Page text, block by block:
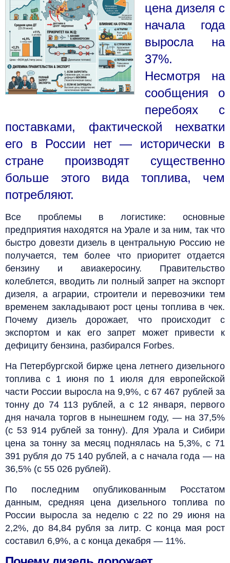
цена дизеля с
начала года
выросла на
37%.
Несмотря на
сообщения о
перебоях с
поставками, фактической нехватки
его в России нет — исторически в
стране производят существенно
больше этого вида топлива, чем
потребляют.
Все проблемы в логистике: основные
предприятия находятся на Урале и за ним, так что
быстро довезти дизель в центральную Россию не
получается, тем более что приоритет отдается
бензину и авиакеросину. Правительство
колеблется, вводить ли полный запрет на экспорт
дизеля, а аграрии, строители и перевозчики тем
временем закладывают рост цены топлива в чек.
Почему дизель дорожает, что происходит с
экспортом и как его запрет может привести к
дефициту бензина, разбирался Forbes.
На Петербургской бирже цена летнего дизельного
топлива с 1 июня по 1 июля для европейской
части России выросла на 9,9%, с 67 467 рублей за
тонну до 74 113 рублей, а с 12 января, первого
дня начала торгов в нынешнем году, — на 37,5%
(с 53 914 рублей за тонну). Для Урала и Сибири
цена за тонну за месяц поднялась на 5,3%, с 71
391 рубля до 75 140 рублей, а с начала года — на
36,5% (с 55 026 рублей).
По последним опубликованным Росстатом
данным, средняя цена дизельного топлива по
России выросла за неделю с 22 по 29 июня на
2,2%, до 84,84 рубля за литр. С конца мая рост
составил 6,9%, а с конца декабря — 11%.